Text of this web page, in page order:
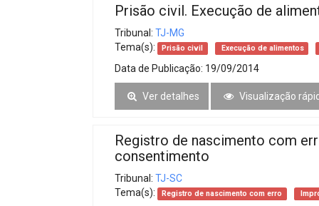
Prisão civil. Execução de
Tribunal: TJ-MG
Tema(s):
Prisão civil Execução de alimentos
Data de Publicação: 19/09/2014
Ver detalhes Visualização
Registro de nascimento com
consentimento
Tribunal: TJ-SC
Tema(s):
Registro de nascimento com erro